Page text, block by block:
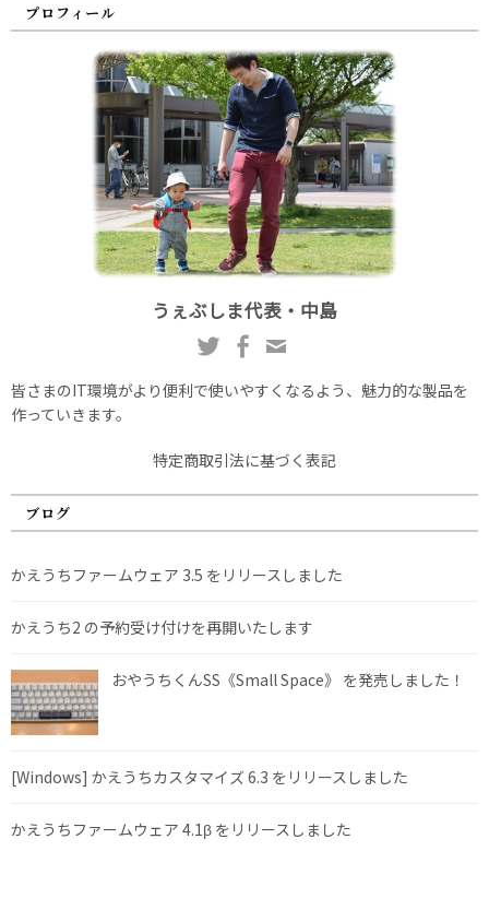
プロフィール
うぇぶしま代表・中島
皆さまのIT環境がより便利で使いやすくなるよう、魅力的な製品を
作っていきます。
特定商取引法に基づく表記
ブログ
かえうちファームウェア 3.5 をリリースしました
かえうち2 の予約受け付けを再開いたします
おやうちくんSS《Small Space》 を発売しました！
[Windows] かえうちカスタマイズ 6.3 をリリースしました
かえうちファームウェア 4.1β をリリースしました